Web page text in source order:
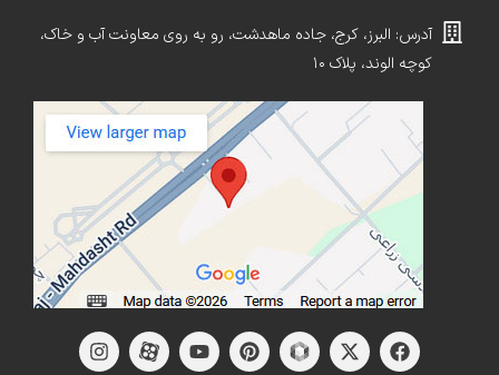
آدرس: البرز، کرج، جاده ماهدشت، رو به روی معاونت آب و خاک،
کوچه الوند، پلاک ۱۰